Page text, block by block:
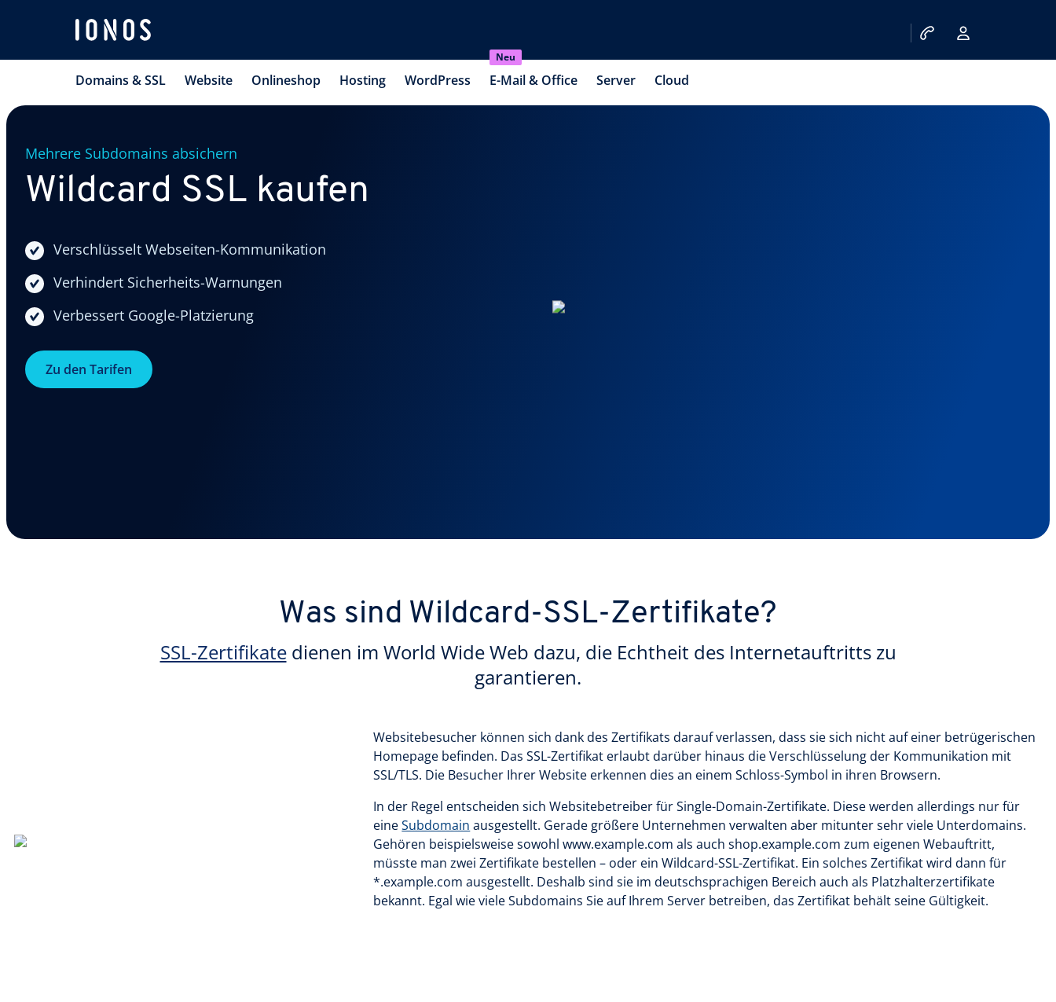
Domains & SSL Website Onlineshop Hosting WordPress
Neu
E-Mail & Office Server Cloud
Mehrere Subdomains absichern
Wildcard SSL kaufen
Verschlüsselt Webseiten-Kommunikation
Verhindert Sicherheits-Warnungen
Verbessert Google-Platzierung
Zu den Tarifen
Was sind Wildcard-SSL-Zertifikate?
SSL-Zertifikatedienen im World Wide Web dazu, die Echtheit des Internetauftritts zu
garantieren.
Websitebesucher können sich dank des Zertifikats darauf verlassen, dass sie sich nicht auf einer betrügerischen
Homepage befinden. Das SSL-Zertifikat erlaubt darüber hinaus die Verschlüsselung der Kommunikation mit
SSL/TLS. Die Besucher Ihrer Website erkennen dies an einem Schloss-Symbol in ihren Browsern.
In der Regel entscheiden sich Websitebetreiber für Single-Domain-Zertifikate. Diese werden allerdings nur für
eineSubdomain ausgestellt. Gerade größere Unternehmen verwalten aber mitunter sehr viele Unterdomains.
Gehören beispielsweise sowohl www.example.com als auch shop.example.com zum eigenen Webauftritt,
müsste man zwei Zertifikate bestellen – oder ein Wildcard-SSL-Zertifikat. Ein solches Zertifikat wird dann für
*.example.com ausgestellt. Deshalb sind sie im deutschsprachigen Bereich auch als Platzhalterzertifikate
bekannt. Egal wie viele Subdomains Sie auf Ihrem Server betreiben, das Zertifikat behält seine Gültigkeit.